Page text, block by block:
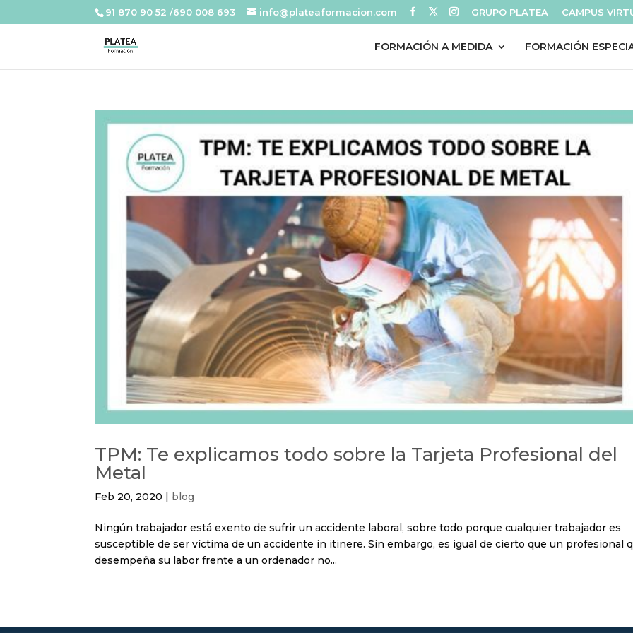
91 870 90 52 /690 008 693 info@plateaformacion.com GRUPO PLATEA CAMPUS
FORMACIÓN A MEDIDA FORMACIÓN
TPM: Te explicamos todo sobre la Tarjeta Profesional del
Metal
Feb 20, 2020 | blog
Ningún trabajador está exento de sufrir un accidente laboral, sobre todo porque cualquier trabajador es
susceptible de ser víctima de un accidente in itinere. Sin embargo, es igual de cierto que un profesional
desempeña su labor frente a un ordenador no...